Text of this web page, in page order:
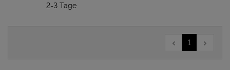
2-3 Tage
1